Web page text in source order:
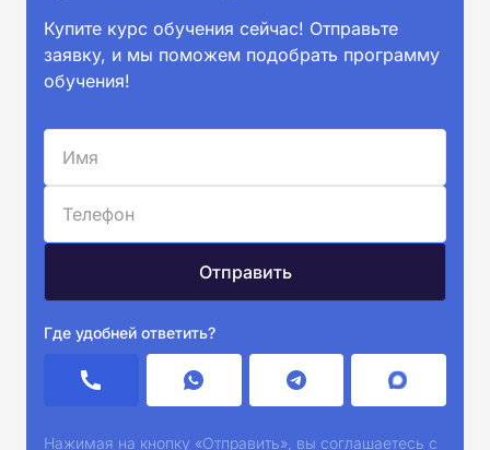
Купите курс обучения сейчас! Отправьте
заявку, и мы поможем подобрать программу
обучения!
Где удобней ответить?
Нажимая на кнопку «Отправить», вы соглашаетесь с